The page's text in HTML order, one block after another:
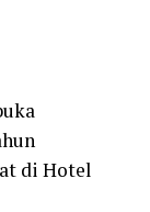
di Hotel